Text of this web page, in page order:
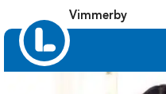
Vimmerby